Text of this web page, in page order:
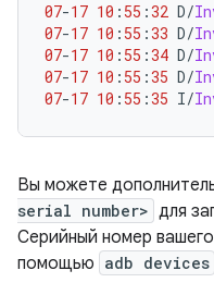
07-17 10 : 55 :32 D/
07-17 10 : 55 :33 D/
07-17 10 : 55 :34 D/
07-17 10 : 55 :35 D/
07-17 10 : 55 :35 I/
Вы можете
serial number> для
Серийный номер
помощью adb devices